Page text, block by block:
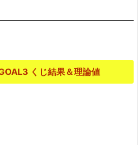
くじ結果＆理論値